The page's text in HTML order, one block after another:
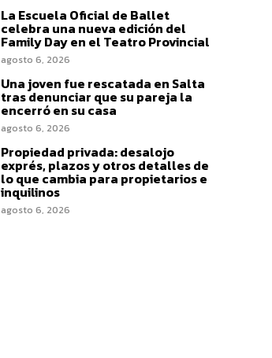
La Escuela Oficial de Ballet
celebra una nueva edición del
Family Day en el Teatro Provincial
agosto 6, 2026
Una joven fue rescatada en Salta
tras denunciar que su pareja la
encerró en su casa
agosto 6, 2026
Propiedad privada: desalojo
exprés, plazos y otros detalles de
lo que cambia para propietarios e
inquilinos
agosto 6, 2026